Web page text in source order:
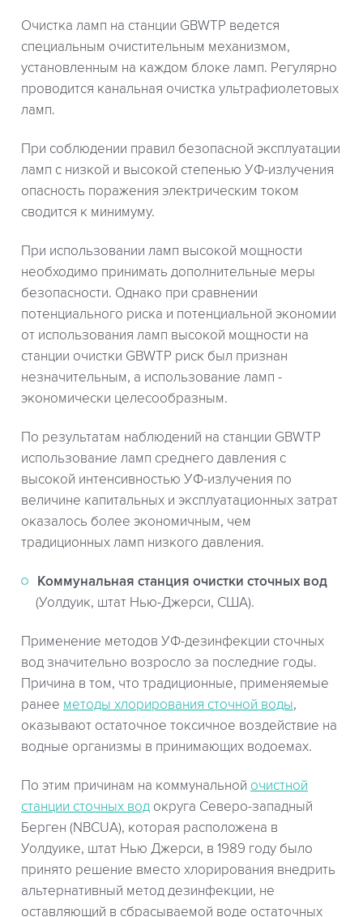
Очистка ламп на станции GBWTP ведется
специальным очистительным механизмом,
установленным на каждом блоке ламп. Регулярно
проводится канальная очистка ультрафиолетовых
ламп.
При соблюдении правил безопасной эксплуатации
ламп с низкой и высокой степенью УФ-излучения
опасность поражения электрическим током
сводится к минимуму.
При использовании ламп высокой мощности
необходимо принимать дополнительные меры
безопасности. Однако при сравнении
потенциального риска и потенциальной экономии
от использования ламп высокой мощности на
станции очистки GBWTP риск был признан
незначительным, а использование ламп -
экономически целесообразным.
По результатам наблюдений на станции GBWTP
использование ламп среднего давления с
высокой интенсивностью УФ-излучения по
величине капитальных и эксплуатационных затрат
оказалось более экономичным, чем
традиционных ламп низкого давления.
Коммунальная станция очистки сточных вод
(Уолдуик, штат Нью-Джерси, США).
Применение методов УФ-дезинфекции сточных
вод значительно возросло за последние годы.
Причина в том, что традиционные, применяемые
ранее методы хлорирования сточной воды,
оказывают остаточное токсичное воздействие на
водные организмы в принимающих водоемах.
По этим причинам на коммунальной очистной
станции сточных вод округа Северо-западный
Берген (NBCUA), которая расположена в
Уолдуике, штат Нью Джерси, в 1989 году было
принято решение вместо хлорирования внедрить
альтернативный метод дезинфекции, не
оставляющий в сбрасываемой воде остаточных